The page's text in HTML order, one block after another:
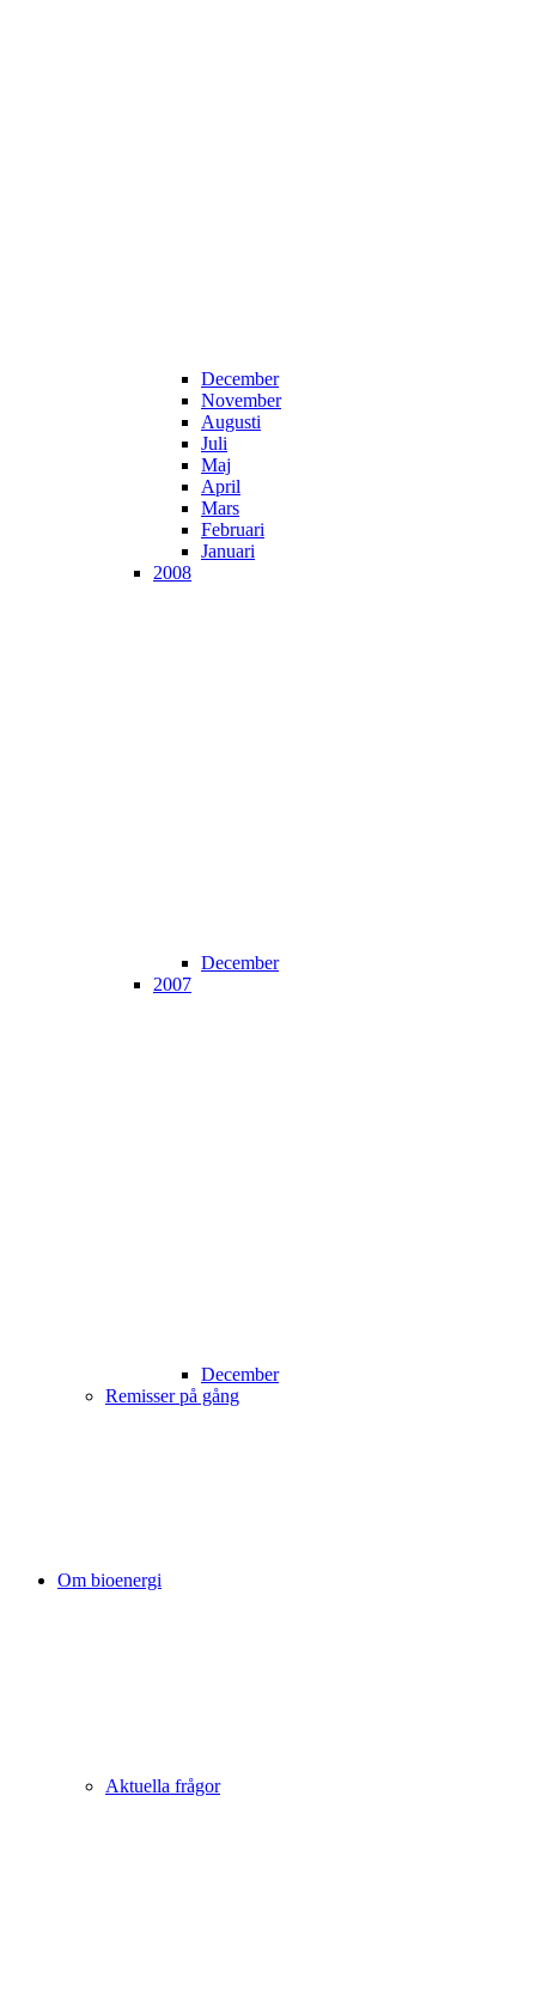
December
November
Augusti
Juli
Maj
April
Mars
Februari
Januari
2008
December
2007
December
Remisser på gång
Om bioenergi
Aktuella frågor